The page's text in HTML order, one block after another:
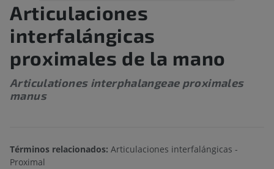
Articulaciones
interfalángicas
proximales de la mano
Articulationes interphalangeae proximales
manus
Términos relacionados: Articulaciones interfalángicas -
Proximal